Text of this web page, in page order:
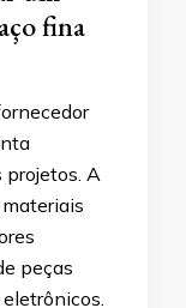
fina
projetos. A
peças